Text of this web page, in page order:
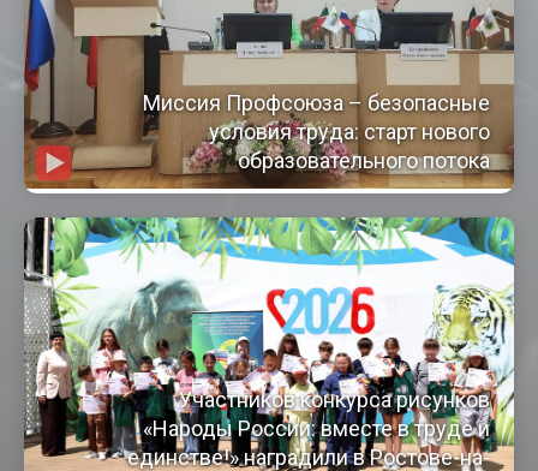
Миссия Профсоюза – безопасные
условия труда: старт нового
образовательного потока
Участников конкурса рисунков
«Народы России: вместе в труде и
единстве!» наградили в Ростове-на-